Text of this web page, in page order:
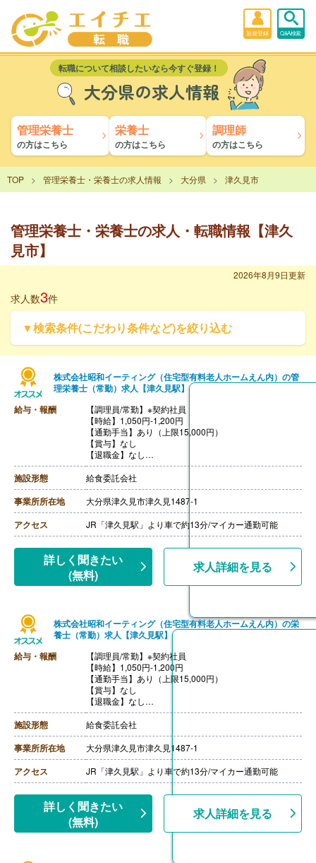
新規登録 Q&A検索
転職について相談したいなら今すぐ登録！
大分県の求人情報
管理栄養士
の方はこちら
栄養士
の方はこちら
調理師
の方はこちら
TOP 管理栄養士・栄養士の求人情報 大分県 津久見市
管理栄養士・栄養士の求人・転職情報【津久
見市】
2026年8月9日更新
求人数3件
▼検索条件(こだわり条件など)を絞り込む
株式会社昭和イーティング（住宅型有料老人ホームえん内）の管
理栄養士（常勤）求人【津久見駅】
給与・報酬
【調理員/常勤】※契約社員
【時給】1,050円-1,200円
【通勤手当】あり（上限15,000円）
【賞与】なし
【退職金】なし
【昇給】本人実績による
施設形態 給食委託会社
事業所所在地 大分県津久見市津久見1487-1
アクセス JR「津久見駅」より車で約13分/マイカー通勤可能
詳しく聞きたい
(無料)
求人詳細を見る
株式会社昭和イーティング（住宅型有料老人ホームえん内）の栄
養士（常勤）求人【津久見駅】
給与・報酬
【調理員/常勤】※契約社員
【時給】1,050円-1,200円
【通勤手当】あり（上限15,000円）
【賞与】なし
【退職金】なし
【昇給】本人実績による
施設形態 給食委託会社
事業所所在地 大分県津久見市津久見1487-1
アクセス JR「津久見駅」より車で約13分/マイカー通勤可能
詳しく聞きたい
(無料)
求人詳細を見る